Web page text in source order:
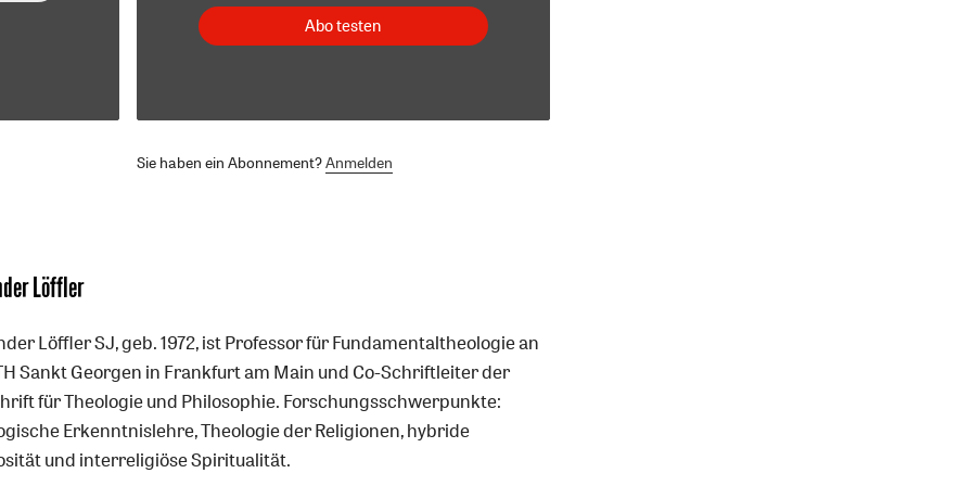
Abo testen
Sie haben ein Abonnement?Anmelden
Löffler
Löffler SJ, geb. 1972, ist Professor für Fundamentaltheologie an
Sankt Georgen in Frankfurt am Main und Co-Schriftleiter der
für Theologie und Philosophie. Forschungsschwerpunkte:
Erkenntnislehre, Theologie der Religionen, hybride
und interreligiöse Spiritualität.